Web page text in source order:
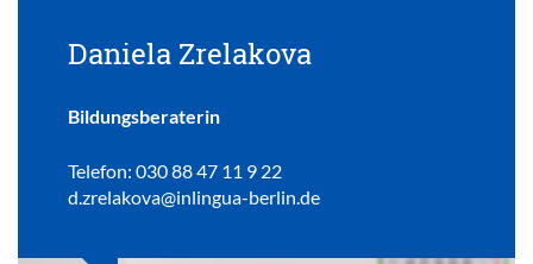
Daniela Zrelakova
Bildungsberaterin
Telefon: 030 88 47 11 9 22
d.zrelakova@inlingua-berlin.de